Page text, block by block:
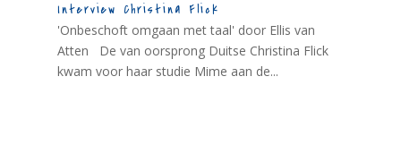
Interview Christina Flick
'Onbeschoft omgaan met taal' door Ellis van
Atten De van oorsprong Duitse Christina Flick
kwam voor haar studie Mime aan de...